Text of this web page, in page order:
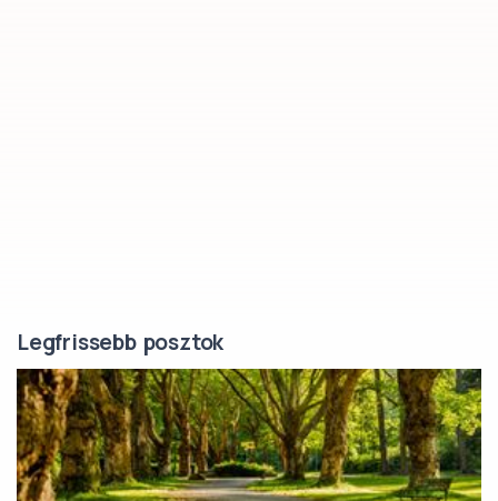
Legfrissebb posztok